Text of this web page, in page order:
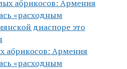
абрикосов: Армения
«расходным